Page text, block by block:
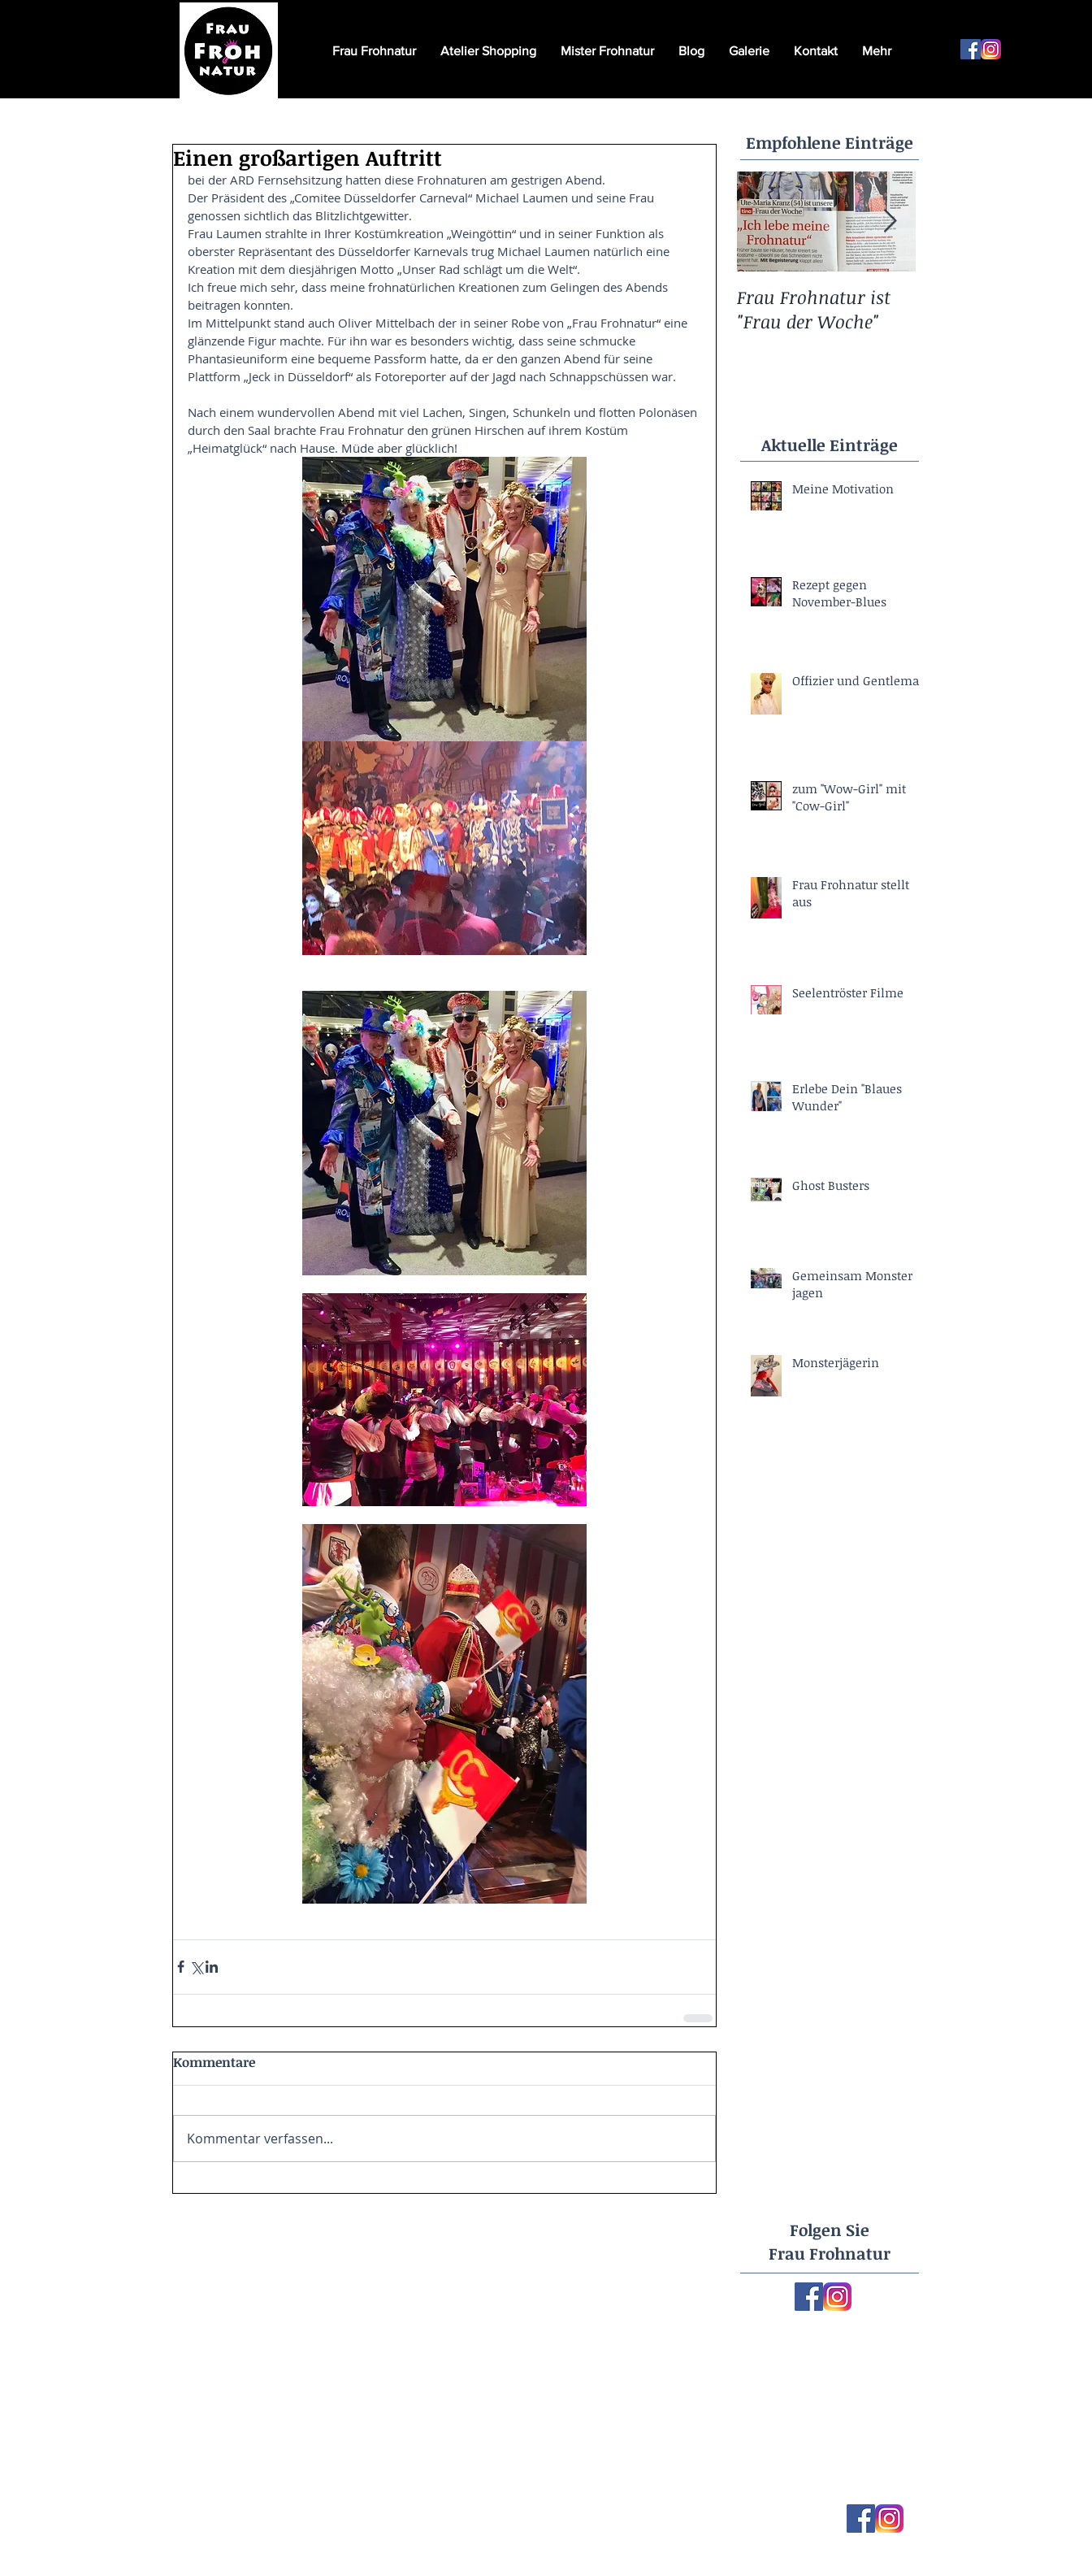
Frau Frohnatur Atelier Shopping Mister Frohnatur Blog Galerie Kontakt Mehr
Einen großartigen Auftritt
bei der ARD Fernsehsitzung hatten diese Frohnaturen am gestrigen Abend.
Der Präsident des „Comitee Düsseldorfer Carneval“ Michael Laumen und seine Frau
genossen sichtlich das Blitzlichtgewitter.
Frau Laumen strahlte in Ihrer Kostümkreation „Weingöttin“ und in seiner Funktion als
oberster Repräsentant des Düsseldorfer Karnevals trug Michael Laumen natürlich eine
Kreation mit dem diesjährigen Motto „Unser Rad schlägt um die Welt“.
Ich freue mich sehr, dass meine frohnatürlichen Kreationen zum Gelingen des Abends
beitragen konnten.
Im Mittelpunkt stand auch Oliver Mittelbach der in seiner Robe von „Frau Frohnatur“ eine
glänzende Figur machte. Für ihn war es besonders wichtig, dass seine schmucke
Phantasieuniform eine bequeme Passform hatte, da er den ganzen Abend für seine
Plattform „Jeck in Düsseldorf“ als Fotoreporter auf der Jagd nach Schnappschüssen war.
Nach einem wundervollen Abend mit viel Lachen, Singen, Schunkeln und flotten Polonäsen
durch den Saal brachte Frau Frohnatur den grünen Hirschen auf ihrem Kostüm
„Heimatglück“ nach Hause. Müde aber glücklich!
Kommentare
Kommentar verfassen...
Empfohlene Einträge
Frau Frohnatur ist
"Frau der Woche"
Aktuelle Einträge
Meine Motivation
Rezept gegen
November-Blues
Offizier und Gentleman
zum "Wow-Girl" mit
"Cow-Girl"
Frau Frohnatur stellt
aus
Seelentröster Filme
Erlebe Dein "Blaues
Wunder"
Ghost Busters
Gemeinsam Monster
jagen
Monsterjägerin
Folgen Sie
Frau Frohnatur